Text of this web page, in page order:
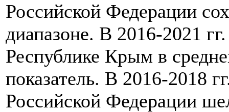
Российской Федерации
диапазоне. В 2016-2021
Республике Крым в
показатель. В 2016-2018
Российской Федерации